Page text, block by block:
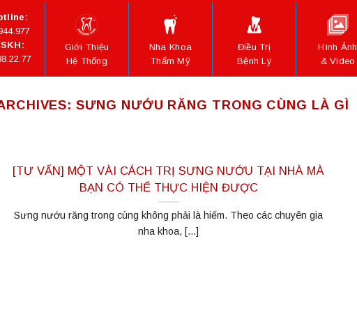
Giới Thiệu
Hệ Thống
Nha Khoa
Thẩm Mỹ
Điều Trị
Bệnh Lý
Hình Ảnh
& Video
SƯNG NƯỚU RĂNG TRONG CÙNG LÀ GÌ
[TƯ VẤN] MỘT VÀI CÁCH TRỊ SƯNG NƯỚU TẠI NHÀ MÀ
BẠN CÓ THỂ THỰC HIỆN ĐƯỢC
Sưng nướu răng trong cùng không phải là hiếm. Theo các chuyên gia
nha khoa, [...]